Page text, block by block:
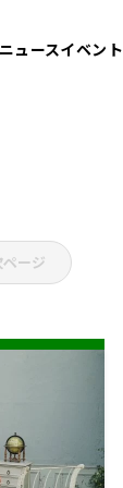
ュースイベント
ページ